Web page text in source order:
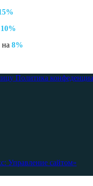
10%
8%
Политика
Управление сайтом»